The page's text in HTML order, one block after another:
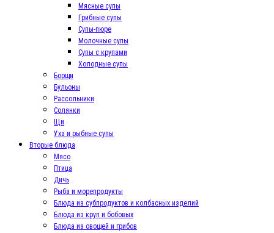
Мясные супы
Грибные супы
Супы-пюре
Молочные супы
Супы с крупами
Холодные супы
Борщи
Бульоны
Рассольники
Солянки
Щи
Уха и рыбные супы
Вторые блюда
Мясо
Птица
Дичь
Рыба и морепродукты
Блюда из субпродуктов и колбасных изделий
Блюда из круп и бобовых
Блюда из овощей и грибов